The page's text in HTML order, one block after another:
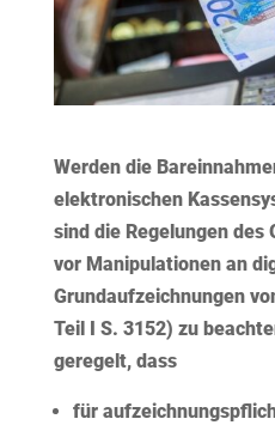
Werden die
elektronischen
sind die Regelungen des
vor Manipulationen an
Grundaufzeichnungen
Teil I S. 3152) zu
geregelt, dass
für